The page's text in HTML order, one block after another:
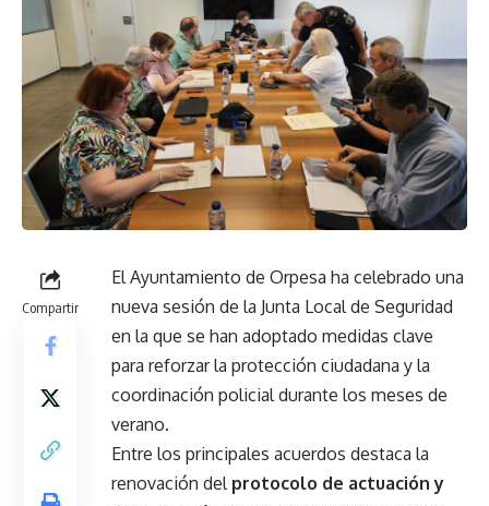
Compartir
El Ayuntamiento de Orpesa ha celebrado una
nueva sesión de la Junta Local de Seguridad
en la que se han adoptado medidas clave
para reforzar la protección ciudadana y la
coordinación policial durante los meses de
verano.
Entre los principales acuerdos destaca la
renovación del protocolo de actuación y